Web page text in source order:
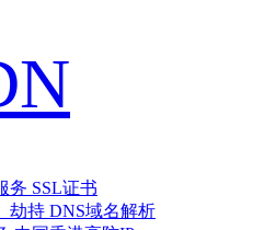
务 SSL证书
劫持 DNS域名解析